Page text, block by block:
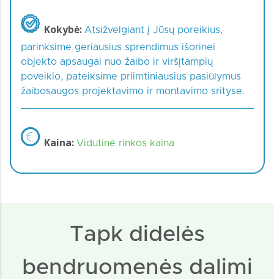
Kokybė: Atsižvelgiant į Jūsų poreikius,
parinksime geriausius sprendimus išorinei
objekto apsaugai nuo žaibo ir viršįtampių
poveikio, pateiksime priimtiniausius pasiūlymus
žaibosaugos projektavimo ir montavimo srityse.
Kaina: Vidutinė rinkos kaina
Tapk didelės
bendruomenės dalimi